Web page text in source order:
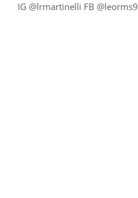
IG @lrmartinelli FB @leorms9